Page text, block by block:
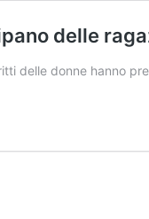
delle
delle donne hanno